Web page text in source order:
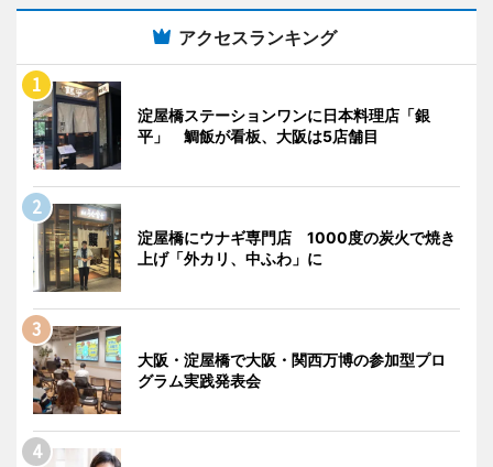
アクセスランキング
淀屋橋ステーションワンに日本料理店「銀
平」 鯛飯が看板、大阪は5店舗目
淀屋橋にウナギ専門店 1000度の炭火で焼き
上げ「外カリ、中ふわ」に
大阪・淀屋橋で大阪・関西万博の参加型プロ
グラム実践発表会